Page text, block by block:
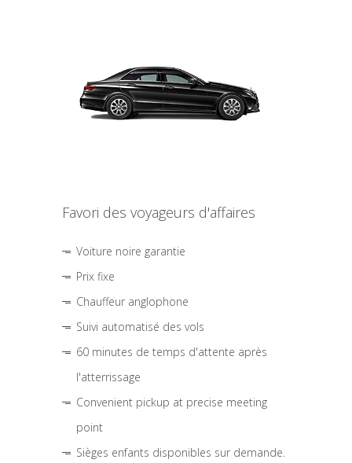
Favori des voyageurs d'affaires
Voiture noire garantie
Prix fixe
Chauffeur anglophone
Suivi automatisé des vols
60 minutes de temps d'attente après
l'atterrissage
Convenient pickup at precise meeting
point
Sièges enfants disponibles sur demande.